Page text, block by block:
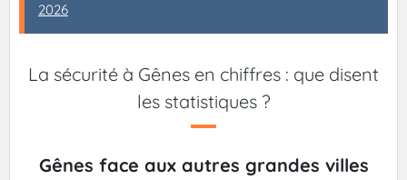
2026
La sécurité à Gênes en chiffres : que disent
les statistiques ?
Gênes face aux autres grandes villes